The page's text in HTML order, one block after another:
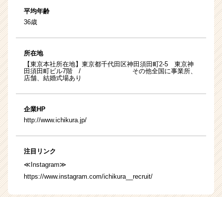
平均年齢
36歳
所在地
【東京本社所在地】東京都千代田区神田須田町2-5 東京神
田須田町ビル7階 / その他全国に事業所、
店舗、結婚式場あり
企業HP
http://www.ichikura.jp/
注目リンク
≪Instagram≫
https://www.instagram.com/ichikura__recruit/